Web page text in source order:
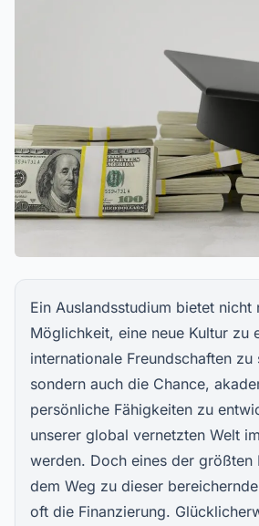
Ein Auslandsstudium bietet nicht
Möglichkeit, eine neue Kultur zu
internationale Freundschaften zu
sondern auch die Chance,
persönliche Fähigkeiten zu
unserer global vernetzten Welt
werden. Doch eines der größten
dem Weg zu dieser
oft die Finanzierung.